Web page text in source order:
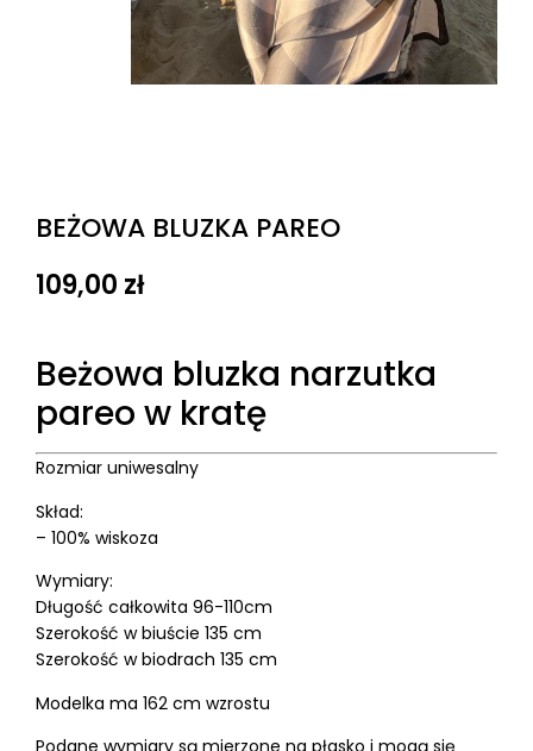
BEŻOWA BLUZKA PAREO
109,00 zł
Beżowa bluzka narzutka
pareo w kratę
Rozmiar uniwesalny
Skład:
– 100% wiskoza
Wymiary:
Długość całkowita 96-110cm
Szerokość w biuście 135 cm
Szerokość w biodrach 135 cm
Modelka ma 162 cm wzrostu
Podane wymiary są mierzone na płasko i mogą się